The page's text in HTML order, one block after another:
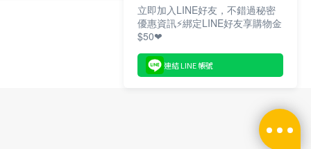
立即加入LINE好友，不錯過秘密
優惠資訊⚡綁定LINE好友享購物金
$50❤
連結 LINE 帳號